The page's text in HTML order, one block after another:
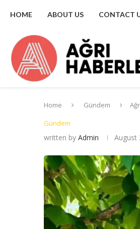
HOME ABOUT US CONTACT
Home Gündem
Gündem
written by Admin August